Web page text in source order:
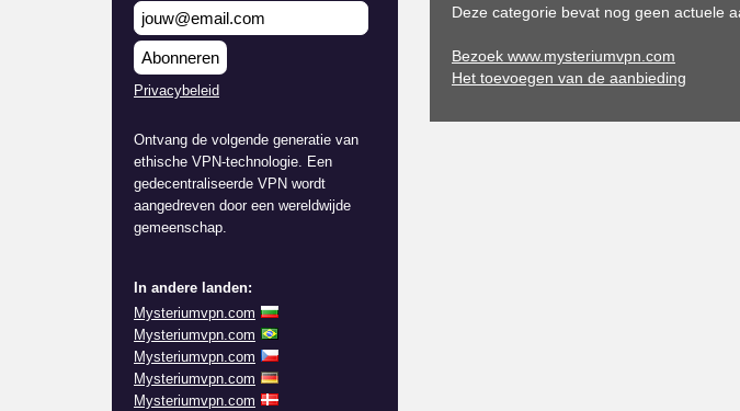
Abonneren
Privacybeleid
Ontvang de volgende generatie van
ethische VPN-technologie. Een
gedecentraliseerde VPN wordt
aangedreven door een wereldwijde
gemeenschap.
In andere landen:
Mysteriumvpn.com
Mysteriumvpn.com
Mysteriumvpn.com
Mysteriumvpn.com
Mysteriumvpn.com
Deze categorie bevat nog geen actuele
Bezoek www.mysteriumvpn.com
Het toevoegen van de aanbieding